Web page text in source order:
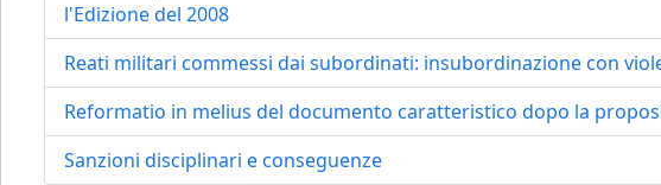
l'Edizione del 2008
Reati militari commessi dai subordinati: insubordinazione con
Reformatio in melius del documento caratteristico dopo la
Sanzioni disciplinari e conseguenze